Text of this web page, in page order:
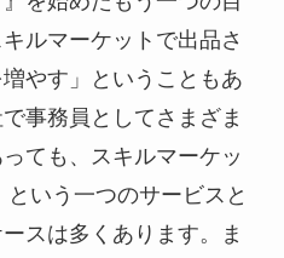
ルマーケットで出品さ
やす」ということもあ
事務員としてさまざま
ても、スキルマーケッ
いう一つのサービスと
スは多くあります。ま